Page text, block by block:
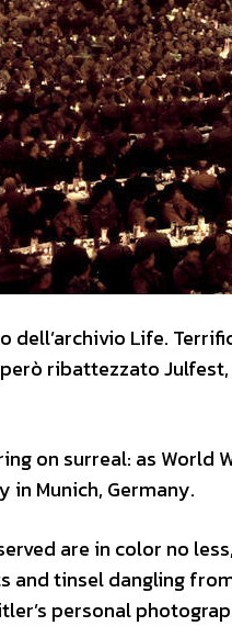
Life.
ribattezzato
on surreal: as World
in Munich, Germany.
are in color no
tinsel dangling
personal